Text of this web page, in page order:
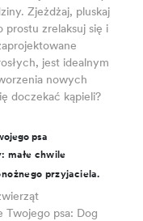
Zjeżdżaj, pluskaj
prostu zrelaksuj się i
jest idealnym
nowych
doczekać kąpieli?
psa
małe chwile
przyjaciela.
Twojego psa: Dog